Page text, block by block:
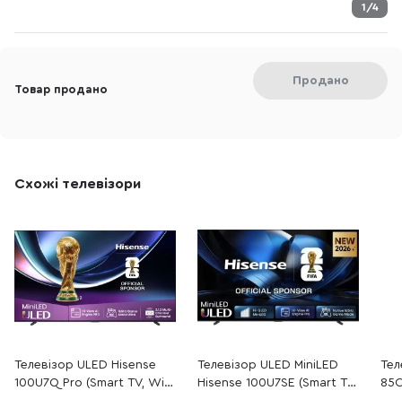
1/4
Товар продано
Продано
Схожі телевізори
Телевізор ULED Hisense
100U7Q Pro (Smart TV, Wi-
Телевізор ULED MiniLED
Hisense 100U7SE (Smart TV,